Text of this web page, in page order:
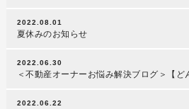
2022.08.01
夏休みのお知らせ
2022.06.30
＜不動産オーナーお悩み解決ブログ＞【ど
2022.06.22